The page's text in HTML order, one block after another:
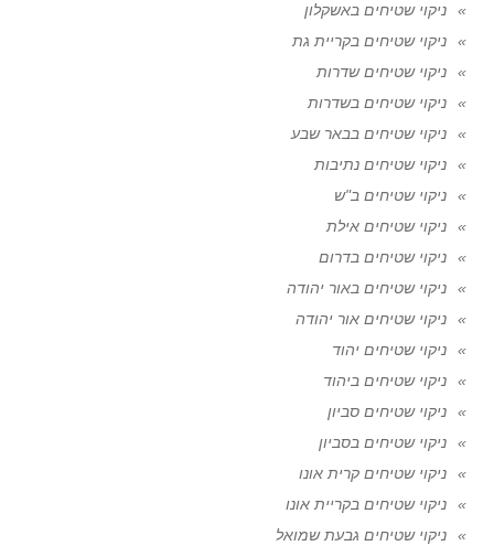
ניקוי שטיחים באשקלון
ניקוי שטיחים בקריית גת
ניקוי שטיחים שדרות
ניקוי שטיחים בשדרות
ניקוי שטיחים בבאר שבע
ניקוי שטיחים נתיבות
ניקוי שטיחים ב"ש
ניקוי שטיחים אילת
ניקוי שטיחים בדרום
ניקוי שטיחים באור יהודה
ניקוי שטיחים אור יהודה
ניקוי שטיחים יהוד
ניקוי שטיחים ביהוד
ניקוי שטיחים סביון
ניקוי שטיחים בסביון
ניקוי שטיחים קרית אונו
ניקוי שטיחים בקריית אונו
ניקוי שטיחים גבעת שמואל